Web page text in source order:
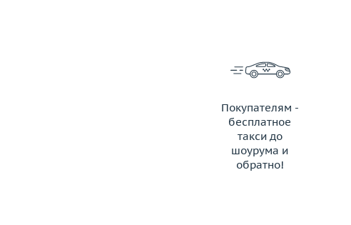
Покупателям -
бесплатное
такси до
шоурума и
обратно!
ЗАКАЗАТЬ ТАКСИ